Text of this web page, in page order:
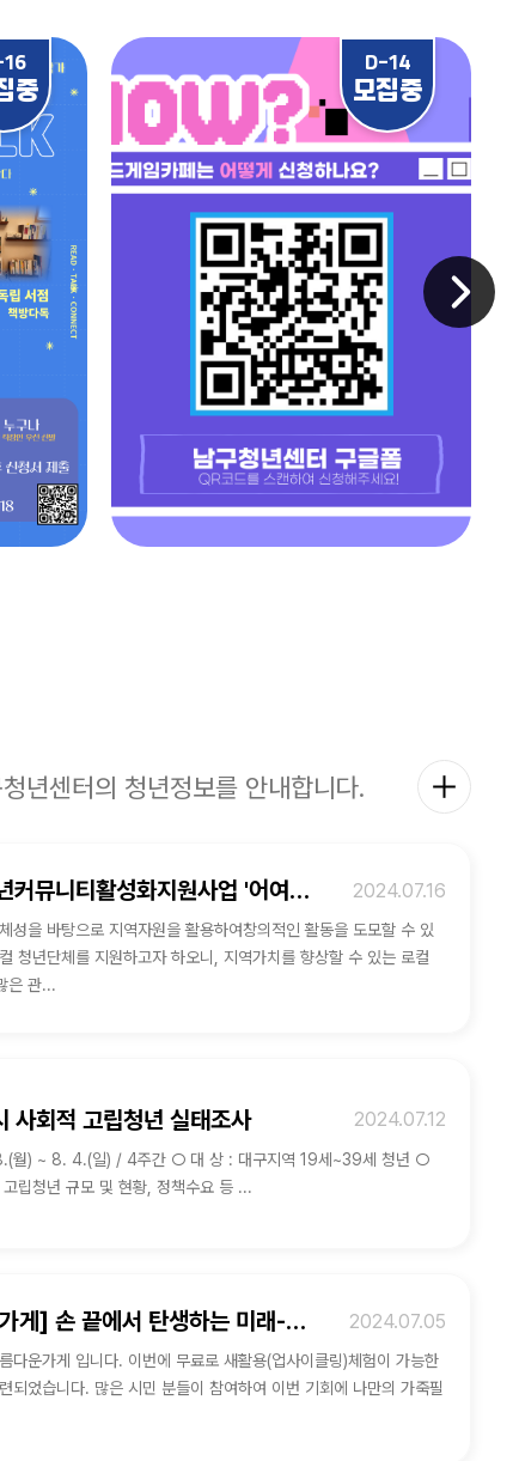
중
D-14
모집중
년센터의 청년정보를 안내합니다.
2024 청년커뮤니티활성화지원사업 '어여온나' 로컬청년단체 모집 2024.07.16
성을 바탕으로 지역자원을 활용하여창의적인 활동을 도모할 수 있
를 지원하고자 하오니, 지역가치를 향상할 수 있는 로컬
은 관...
사회적 고립청년 실태조사 2024.07.12
/ 4주간 ○ 대 상 : 대구지역 19세~39세 청년 ○
립청년 규모 및 현황, 정책수요 등 ...
[아름다운가게] 손 끝에서 탄생하는 미래-새활용(업사이클링) 가죽필통/가죽카드케이스 만들기 2024.07.05
에 무료로 새활용(업사이클링)체험이 가능한
참여하여 이번 기회에 나만의 가죽필